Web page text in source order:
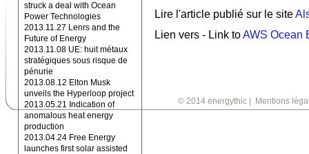
struck a deal with Ocean
Power Technologies
2013.11.27 Lenrs and the
Future of Energy
2013.11.08 UE: huit métaux
stratégiques sous risque de
pénurie
2013.08.12 Elton Musk
unveils the Hyperloop project
2013.05.21 Indication of
anomalous heat energy
production
2013.04.24 Free Energy
launches first solar assisted
Lire l'article publié sur le site
Lien vers - Link toAWS Ocean
© 2014 energythic| Mentions